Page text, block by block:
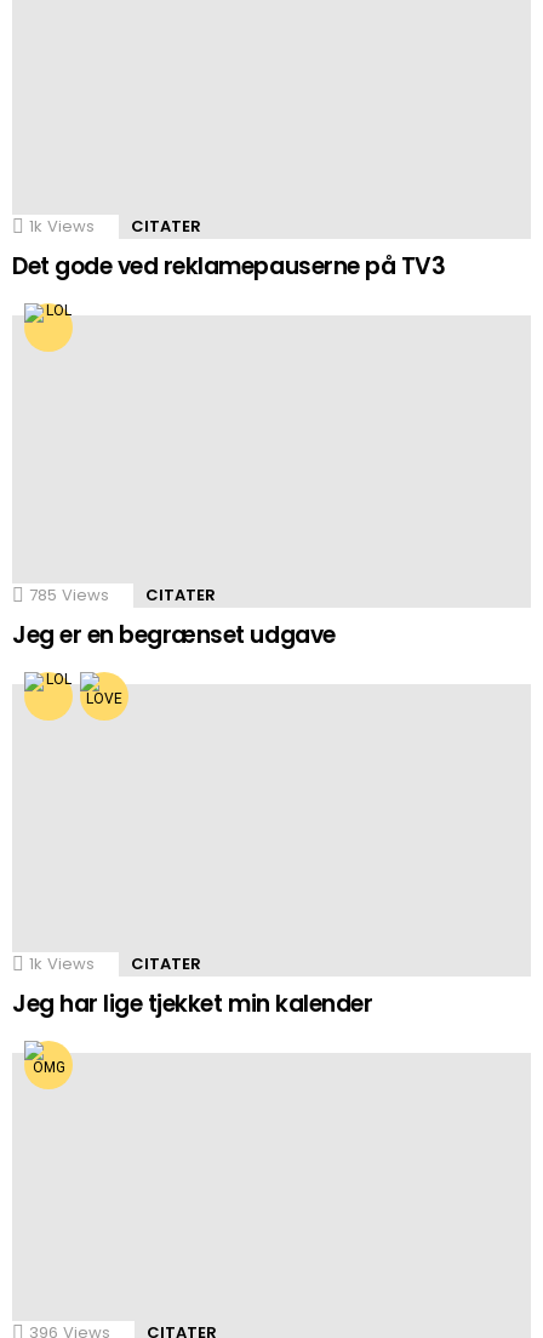
1k Views CITATER
Det gode ved reklamepauserne på TV3
785 Views CITATER
Jeg er en begrænset udgave
1k Views CITATER
Jeg har lige tjekket min kalender
396 Views CITATER